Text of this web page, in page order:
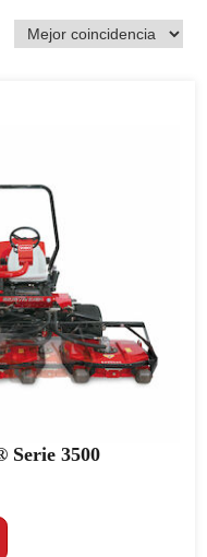
Serie 3500